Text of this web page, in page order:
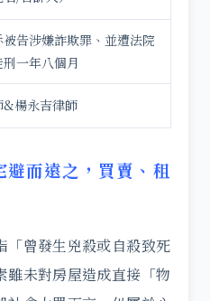
告涉嫌詐欺罪、並遭法院
一年八個月
&楊永吉律師
而遠之，買賣、租
「曾發生兇殺或自殺致死
雖未對房屋造成直接「物